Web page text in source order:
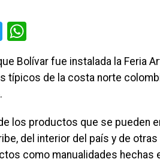
Twitter
Bolívar fue instalada la Feria
típicos de la costa norte
los productos que se pueden
del interior del país y de
como manualidades hechas